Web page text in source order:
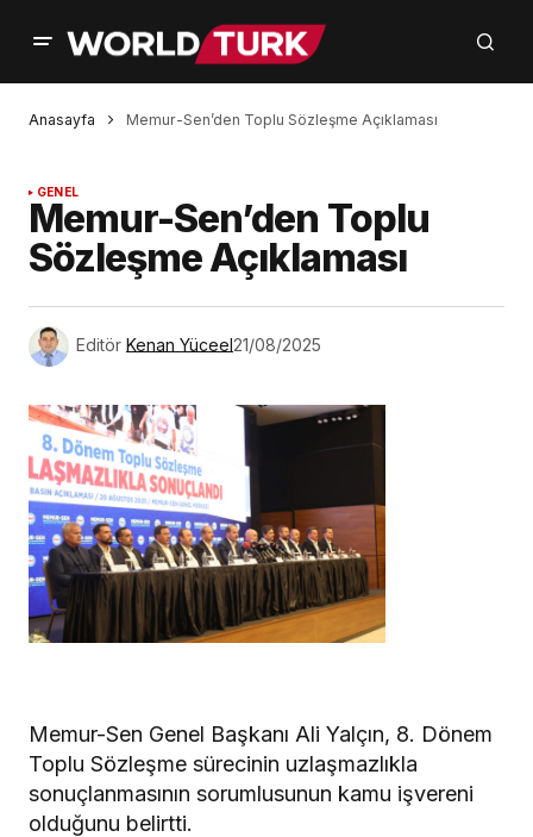
Anasayfa Memur-Sen’den Toplu Sözleşme Açıklaması
GENEL
Memur-Sen’den Toplu
Sözleşme Açıklaması
Editör Kenan Yüceel21/08/2025
Memur-Sen Genel Başkanı Ali Yalçın, 8. Dönem
Toplu Sözleşme sürecinin uzlaşmazlıkla
sonuçlanmasının sorumlusunun kamu işvereni
olduğunu belirtti.